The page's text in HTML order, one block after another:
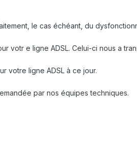
le cas échéant, du
votr e ligne ADSL. Celui-ci nous a
votre ligne ADSL à ce jour.
par nos équipes techniques.